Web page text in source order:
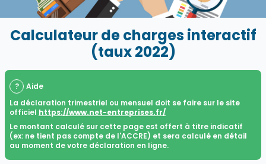
Calculateur de charges interactif
(taux 2022)
?
Aide
La déclaration trimestriel ou mensuel doit se faire sur le site
officiel https://www.net-entreprises.fr/
Le montant calculé sur cette page est offert à titre indicatif
(ex: ne tient pas compte de l'ACCRE) et sera calculé en détail
au moment de votre déclaration en ligne.